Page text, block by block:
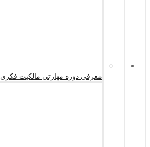
معرفی دوره مهارتی مالکیت فکری